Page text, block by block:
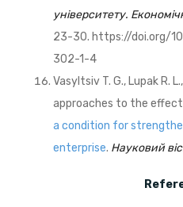
університету.
23-30. https://doi.org/
302-1-4
Vasyltsiv T. G., Lupak R.
approaches to the
a condition for
enterprise. Науковий